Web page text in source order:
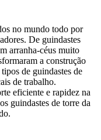
no mundo todo por
De guindastes
arranha-céus muito
a construção
de guindastes de
de trabalho.
eficiente e rapidez na
guindastes de torre da